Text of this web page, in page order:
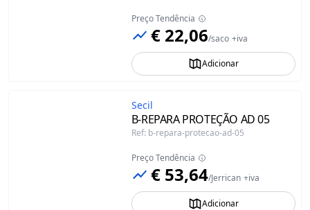
Preço Tendência
€ 22,06/saco +iva
Adicionar
Secil
B-REPARA PROTEÇÃO AD 05
Ref: b-repara-protecao-ad-05
Preço Tendência
€ 53,64/Jerrican +iva
Adicionar